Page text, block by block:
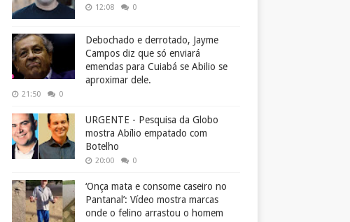
12:08 0
Debochado e derrotado, Jayme
Campos diz que só enviará
emendas para Cuiabá se Abilio se
aproximar dele.
21:50 0
URGENTE - Pesquisa da Globo
mostra Abílio empatado com
Botelho
20:00 0
‘Onça mata e consome caseiro no
Pantanal’: Vídeo mostra marcas
onde o felino arrastou o homem